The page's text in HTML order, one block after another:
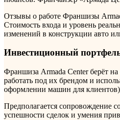
Отзывы о работе Франшизы
Стоимость входа и уровень
изменений в конструкции авто
Инвестиционный
Франшиза Armada Center берёт
работать под их брендом и
оформлении машин для
Предполагается сопровождение
успешности сделок и умения